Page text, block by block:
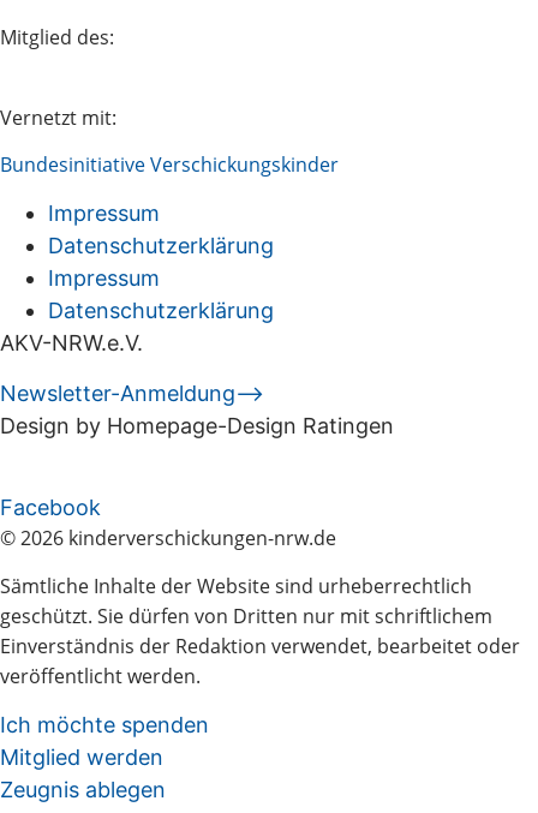
Mitglied des:
Vernetzt mit:
Bundesinitiative Verschickungskinder
Impressum
Datenschutzerklärung
Impressum
Datenschutzerklärung
AKV-NRW.e.V.
Newsletter-Anmeldung⟶
Design by Homepage-Design Ratingen
Facebook
© 2026 kinderverschickungen-nrw.de
Sämtliche Inhalte der Website sind urheberrechtlich
geschützt. Sie dürfen von Dritten nur mit schriftlichem
Einverständnis der Redaktion verwendet, bearbeitet oder
veröffentlicht werden.
Ich möchte spenden
Mitglied werden
Zeugnis ablegen